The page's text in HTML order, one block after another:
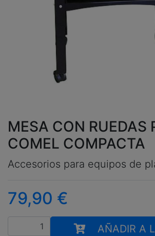
MESA CON RUEDAS
COMEL COMPACTA
Accesorios para equipos de
79,90 €
Cantidad
AÑADIR A